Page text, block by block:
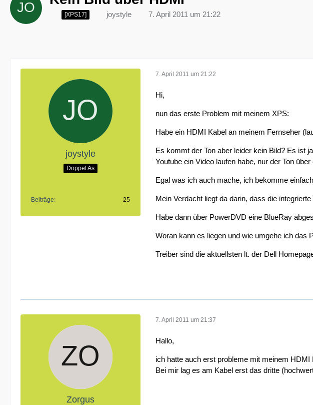
[XPS17] joystyle 7. April 2011 um 21:22
joystyle
Doppel As
Beiträge 25
7. April 2011 um 21:22
Hi,
nun das erste Problem mit meinem XPS:
Habe ein HDMI Kabel an meinem Fernseher
Es kommt der Ton aber leider kein Bild? Es ist
Youtube ein Video laufen habe, nur der Ton
Egal was ich auch mache, ich bekomme
Mein Verdacht liegt da darin, dass die
Habe dann über PowerDVD eine BlueRay
Woran kann es liegen und wie umgehe ich das
Treiber sind die aktuellsten lt. der Dell
Zorgus
7. April 2011 um 21:37
Hallo,
ich hatte auch erst probleme mit meinem HDMI
Bei mir lag es am Kabel erst das dritte